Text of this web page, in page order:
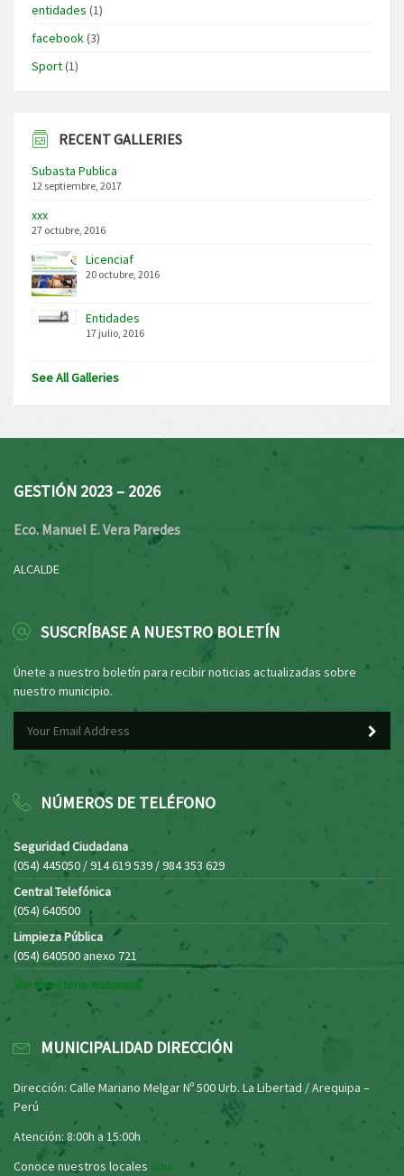
entidades (1)
facebook(3)
Sport(1)
RECENT GALLERIES
Subasta Publica
12 septiembre, 2017
xxx
27 octubre, 2016
Licenciaf
20 octubre, 2016
Entidades
17 julio, 2016
See All Galleries
GESTIÓN 2023 – 2026
Eco. Manuel E. Vera Paredes
ALCALDE
SUSCRÍBASE A NUESTRO BOLETÍN
Únete a nuestro boletín para recibir noticias actualizadas sobre
nuestro municipio.
NÚMEROS DE TELÉFONO
Seguridad Ciudadana
(054) 445050 / 914 619 539 / 984 353 629
Central Telefónica
(054) 640500
Limpieza Pública
(054) 640500 anexo 721
Ver directorio municipal
MUNICIPALIDAD DIRECCIÓN
Dirección: Calle Mariano Melgar Nº 500 Urb. La Libertad / Arequipa –
Perú
Atención: 8:00h a 15:00h
Conoce nuestros locales aquí